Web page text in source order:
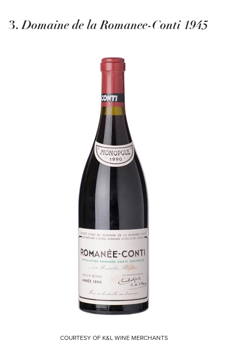
3.Domaine de la Romanee-Conti 1945
COURTESY OF K&L WINE MERCHANTS